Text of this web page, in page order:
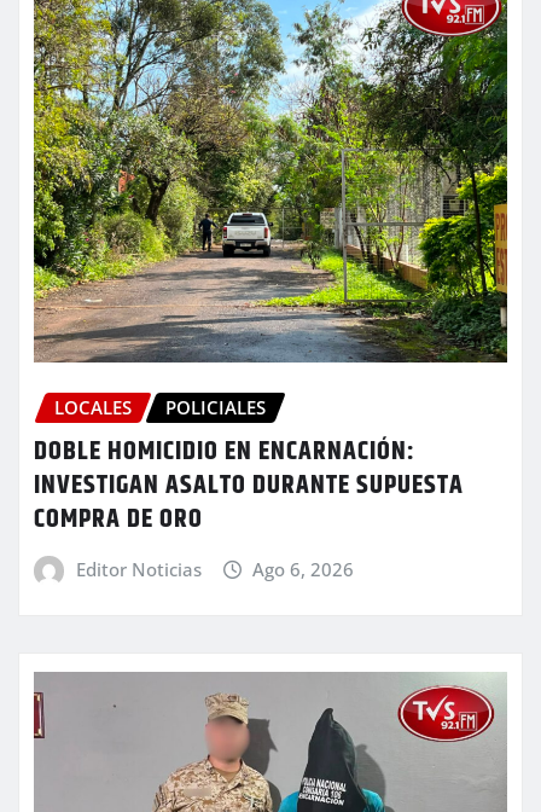
LOCALES POLICIALES
DOBLE HOMICIDIO EN ENCARNACIÓN:
INVESTIGAN ASALTO DURANTE SUPUESTA
COMPRA DE ORO
Editor Noticias Ago 6, 2026